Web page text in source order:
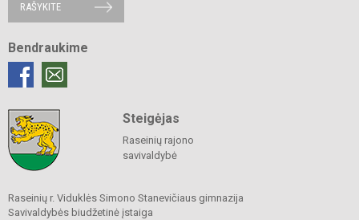
RAŠYKITE
Bendraukime
Steigėjas
Raseinių rajono
savivaldybė
Raseinių r. Viduklės Simono Stanevičiaus gimnazija
Savivaldybės biudžetinė įstaiga